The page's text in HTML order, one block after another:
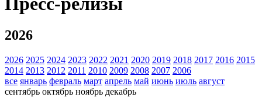
2026
2026 2025 2024 2023 2022 2021 2020 2019 2018 2017 2016 2015
2014 2013 2012 2011 2010 2009 2008 2007 2006
все январь февраль март апрель май июнь июль август
сентябрь октябрь ноябрь декабрь